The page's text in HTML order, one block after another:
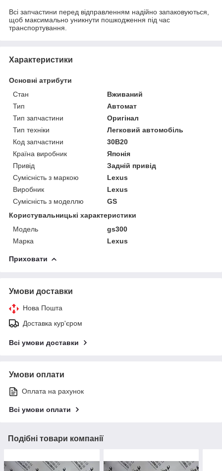
Всі запчастини перед відправленням надійно запаковуються,
щоб максимально уникнути пошкодження під час
транспортування.
Характеристики
Основні атрибути
Стан
Вживаний
Тип
Автомат
Тип запчастини
Оригінал
Тип техніки
Легковий автомобіль
Код запчастини
30B20
Країна виробник
Японія
Привід
Задній привід
Сумісність з маркою
Lexus
Виробник
Lexus
Сумісність з моделлю
GS
Користувальницькі характеристики
Модель
gs300
Марка
Lexus
Приховати
Умови доставки
Нова Пошта
Доставка кур'єром
Всі умови доставки
Умови оплати
Оплата на рахунок
Всі умови оплати
Подібні товари компанії